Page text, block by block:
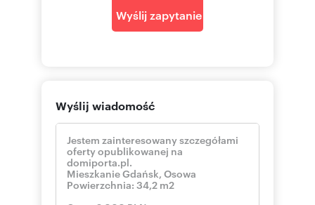
Wyślij zapytanie
Wyślij wiadomość